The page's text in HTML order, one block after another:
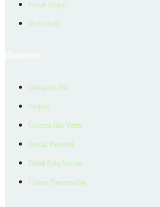
Emlak Değeri
Verilerimiz
Danışman Bul
Projeler
Ücretsiz İlan Verin
Üyelik Paketleri
EmlakZeka Asistan
Uzman Danışmanlar